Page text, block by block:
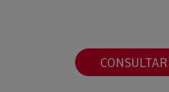
CONSULTAR